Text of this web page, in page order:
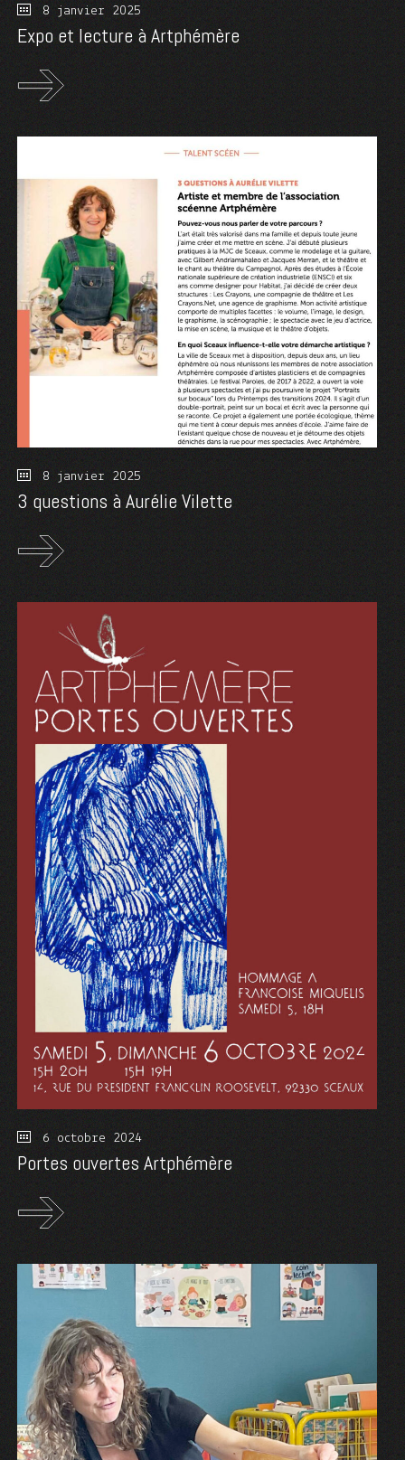
8 janvier 2025
Expo et lecture à Artphémère
8 janvier 2025
3 questions à Aurélie Vilette
6 octobre 2024
Portes ouvertes Artphémère